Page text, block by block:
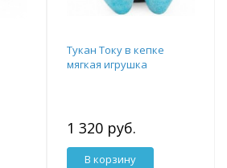
Тукан Току в кепке
мягкая игрушка
1 320 руб.
В корзину